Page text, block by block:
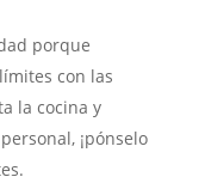
porque
con las
la cocina y
¡pónselo